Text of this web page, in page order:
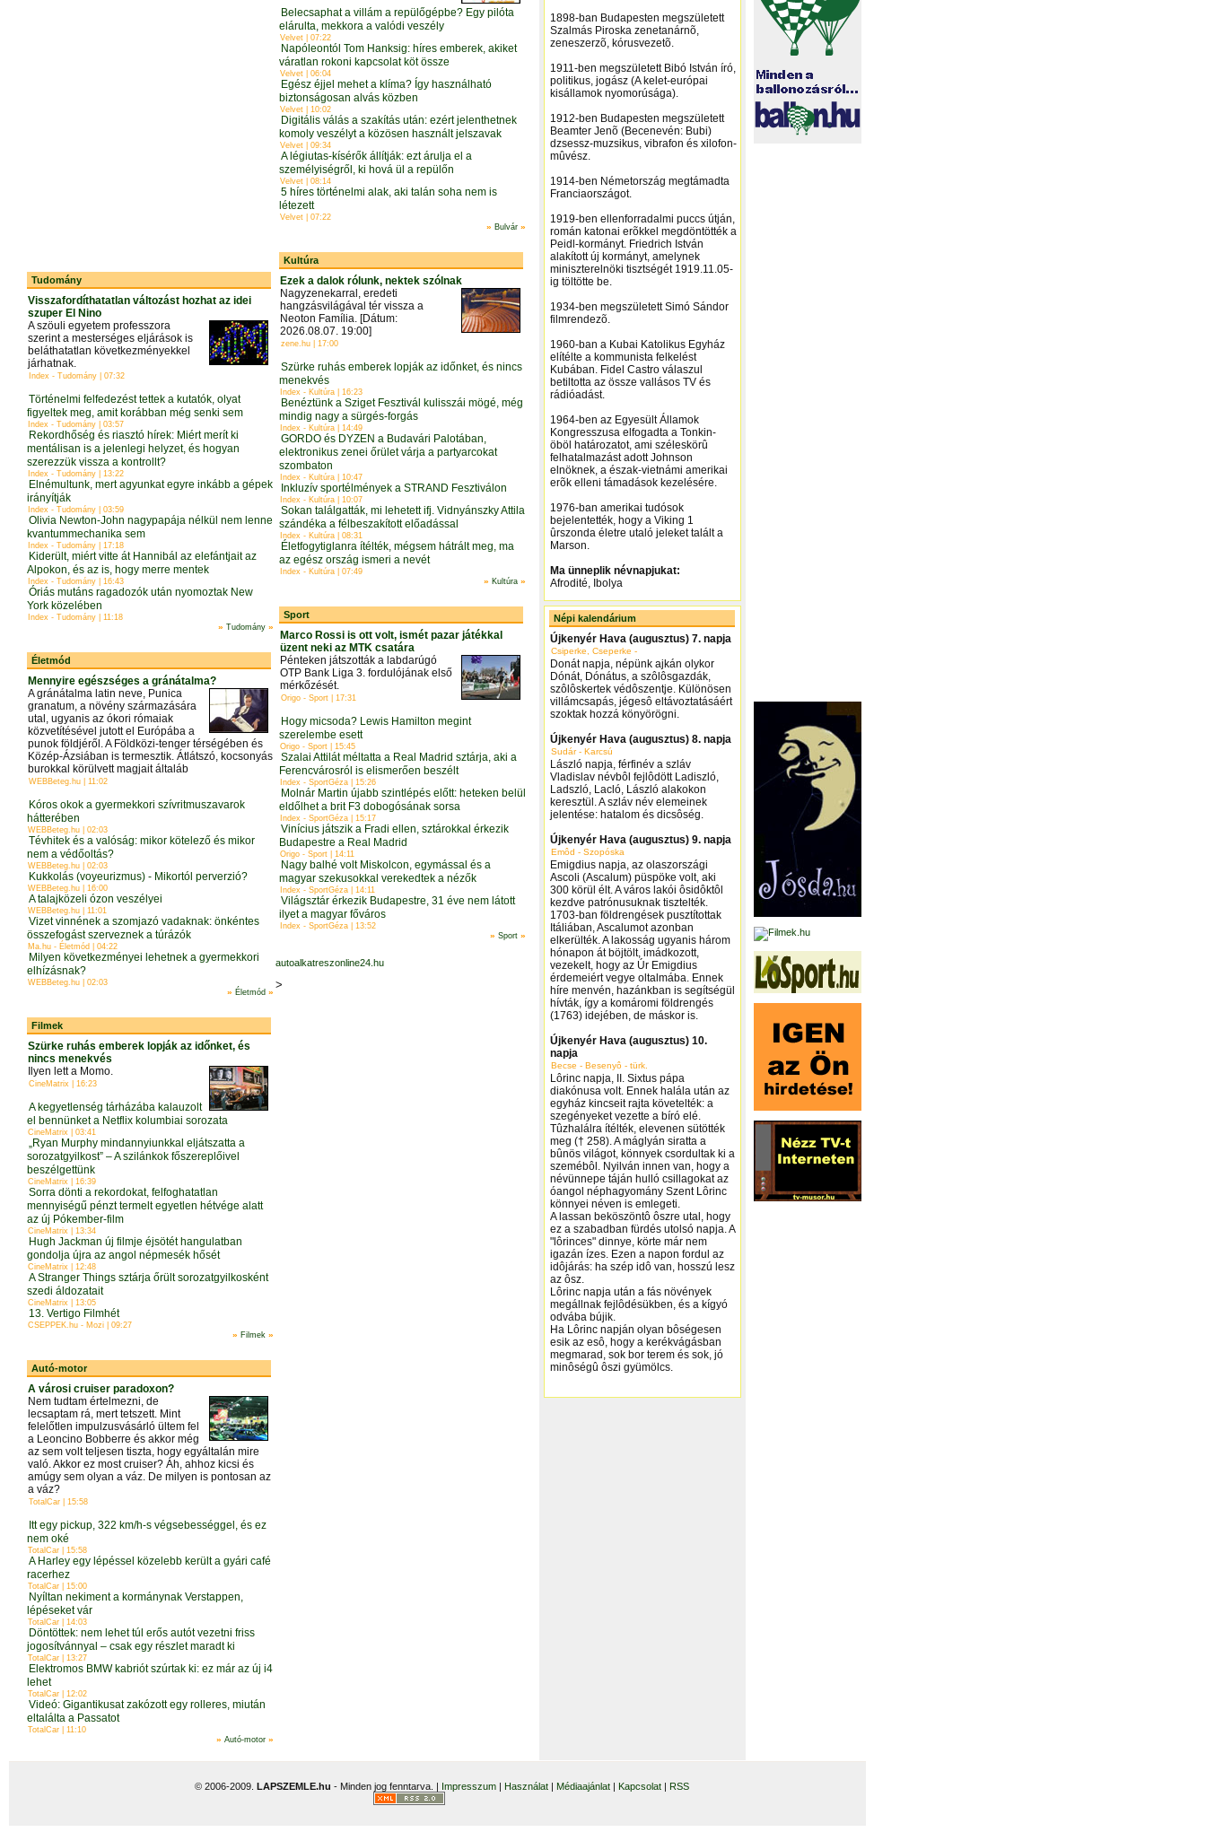
Tudomány
Visszafordíthatatlan változást hozhat az idei
szuper El Nino
A szöuli egyetem professzora
szerint a mesterséges eljárások is
beláthatatlan következményekkel
járhatnak.
Index - Tudomány | 07:32
Történelmi felfedezést tettek a kutatók, olyat
figyeltek meg, amit korábban még senki sem
Index - Tudomány | 03:57
Rekordhőség és riasztó hírek: Miért merít ki
mentálisan is a jelenlegi helyzet, és hogyan
szerezzük vissza a kontrollt?
Index - Tudomány | 13:22
Elnémultunk, mert agyunkat egyre inkább a gépek
irányítják
Index - Tudomány | 03:59
Olivia Newton-John nagypapája nélkül nem lenne
kvantummechanika sem
Index - Tudomány | 17:18
Kiderült, miért vitte át Hannibál az elefántjait az
Alpokon, és az is, hogy merre mentek
Index - Tudomány | 16:43
Óriás mutáns ragadozók után nyomoztak New
York közelében
Index - Tudomány | 11:18
» Tudomány »
Életmód
Mennyire egészséges a gránátalma?
A gránátalma latin neve, Punica
granatum, a növény származására
utal, ugyanis az ókori rómaiak
közvetítésével jutott el Európába a
punok földjéről. A Földközi-tenger térségében és
Közép-Ázsiában is termesztik. Átlátszó, kocsonyás
burokkal körülvett magjait általáb
WEBBeteg.hu | 11:02
Kóros okok a gyermekkori szívritmuszavarok
hátterében
WEBBeteg.hu | 02:03
Tévhitek és a valóság: mikor kötelező és mikor
nem a védőoltás?
WEBBeteg.hu | 02:03
Kukkolás (voyeurizmus) - Mikortól perverzió?
WEBBeteg.hu | 16:00
A talajközeli ózon veszélyei
WEBBeteg.hu | 11:01
Vizet vinnének a szomjazó vadaknak: önkéntes
összefogást szerveznek a túrázók
Ma.hu - Életmód | 04:22
Milyen következményei lehetnek a gyermekkori
elhízásnak?
WEBBeteg.hu | 02:03
» Életmód »
Filmek
Szürke ruhás emberek lopják az időnket, és
nincs menekvés
Ilyen lett a Momo.
CineMatrix | 16:23
A kegyetlenség tárházába kalauzolt
el bennünket a Netflix kolumbiai sorozata
CineMatrix | 03:41
„Ryan Murphy mindannyiunkkal eljátszatta a
sorozatgyilkost” – A szilánkok főszereplőivel
beszélgettünk
CineMatrix | 16:39
Sorra dönti a rekordokat, felfoghatatlan
mennyiségű pénzt termelt egyetlen hétvége alatt
az új Pókember-film
CineMatrix | 13:34
Hugh Jackman új filmje éjsötét hangulatban
gondolja újra az angol népmesék hősét
CineMatrix | 12:48
A Stranger Things sztárja őrült sorozatgyilkosként
szedi áldozatait
CineMatrix | 13:05
13. Vertigo Filmhét
CSEPPEK.hu - Mozi | 09:27
» Filmek »
Autó-motor
A városi cruiser paradoxon?
Nem tudtam értelmezni, de
lecsaptam rá, mert tetszett. Mint
felelőtlen impulzusvásárló ültem fel
a Leoncino Bobberre és akkor még
az sem volt teljesen tiszta, hogy egyáltalán mire
való. Akkor ez most cruiser? Áh, ahhoz kicsi és
amúgy sem olyan a váz. De milyen is pontosan az
a váz?
TotalCar | 15:58
Itt egy pickup, 322 km/h-s végsebességgel, és ez
nem oké
TotalCar | 15:58
A Harley egy lépéssel közelebb került a gyári café
racerhez
TotalCar | 15:00
Nyíltan nekiment a kormánynak Verstappen,
lépéseket vár
TotalCar | 14:03
Döntöttek: nem lehet túl erős autót vezetni friss
jogosítvánnyal – csak egy részlet maradt ki
TotalCar | 13:27
Elektromos BMW kabriót szúrtak ki: ez már az új i4
lehet
TotalCar | 12:02
Videó: Gigantikusat zakózott egy rolleres, miután
eltalálta a Passatot
TotalCar | 11:10
» Autó-motor »
Belecsaphat a villám a repülőgépbe? Egy pilóta
elárulta, mekkora a valódi veszély
Velvet | 07:22
Napóleontól Tom Hanksig: híres emberek, akiket
váratlan rokoni kapcsolat köt össze
Velvet | 06:04
Egész éjjel mehet a klíma? Így használható
biztonságosan alvás közben
Velvet | 10:02
Digitális válás a szakítás után: ezért jelenthetnek
komoly veszélyt a közösen használt jelszavak
Velvet | 09:34
A légiutas-kísérők állítják: ezt árulja el a
személyiségről, ki hová ül a repülőn
Velvet | 08:14
5 híres történelmi alak, aki talán soha nem is
létezett
Velvet | 07:22
» Bulvár»
Kultúra
Ezek a dalok rólunk, nektek szólnak
Nagyzenekarral, eredeti
hangzásvilágával tér vissza a
Neoton Família. [Dátum:
2026.08.07. 19:00]
zene.hu | 17:00
Szürke ruhás emberek lopják az időnket, és nincs
menekvés
Index - Kultúra | 16:23
Benéztünk a Sziget Fesztivál kulisszái mögé, még
mindig nagy a sürgés-forgás
Index - Kultúra | 14:49
GORDO és DYZEN a Budavári Palotában,
elektronikus zenei őrület várja a partyarcokat
szombaton
Index - Kultúra | 10:47
Inkluzív sportélmények a STRAND Fesztiválon
Index - Kultúra | 10:07
Sokan találgatták, mi lehetett ifj. Vidnyánszky Attila
szándéka a félbeszakított előadással
Index - Kultúra | 08:31
Életfogytiglanra ítélték, mégsem hátrált meg, ma
az egész ország ismeri a nevét
Index - Kultúra | 07:49
» Kultúra»
Sport
Marco Rossi is ott volt, ismét pazar játékkal
üzent neki az MTK csatára
Pénteken játszották a labdarúgó
OTP Bank Liga 3. fordulójának első
mérkőzését.
Origo - Sport | 17:31
Hogy micsoda? Lewis Hamilton megint
szerelembe esett
Origo - Sport | 15:45
Szalai Attilát méltatta a Real Madrid sztárja, aki a
Ferencvárosról is elismerően beszélt
Index - SportGéza | 15:26
Molnár Martin újabb szintlépés előtt: heteken belül
eldőlhet a brit F3 dobogósának sorsa
Index - SportGéza | 15:17
Vinícius játszik a Fradi ellen, sztárokkal érkezik
Budapestre a Real Madrid
Origo - Sport | 14:11
Nagy balhé volt Miskolcon, egymással és a
magyar szekusokkal verekedtek a nézők
Index - SportGéza | 14:11
Világsztár érkezik Budapestre, 31 éve nem látott
ilyet a magyar főváros
Index - SportGéza | 13:52
» Sport»
autoalkatreszonline24.hu
>
1898-ban Budapesten megszületett
Szalmás Piroska zenetanárnõ,
zeneszerzõ, kórusvezetõ.
1911-ben megszületett Bibó István író,
politikus, jogász (A kelet-európai
kisállamok nyomorúsága).
1912-ben Budapesten megszületett
Beamter Jenõ (Becenevén: Bubi)
dzsessz-muzsikus, vibrafon és xilofon-
mûvész.
1914-ben Németország megtámadta
Franciaországot.
1919-ben ellenforradalmi puccs útján,
román katonai erõkkel megdöntötték a
Peidl-kormányt. Friedrich István
alakított új kormányt, amelynek
miniszterelnöki tisztségét 1919.11.05-
ig töltötte be.
1934-ben megszületett Simó Sándor
filmrendezõ.
1960-ban a Kubai Katolikus Egyház
elítélte a kommunista felkelést
Kubában. Fidel Castro válaszul
betiltotta az össze vallásos TV és
rádióadást.
1964-ben az Egyesült Államok
Kongresszusa elfogadta a Tonkin-
öböl határozatot, ami széleskörû
felhatalmazást adott Johnson
elnöknek, a észak-vietnámi amerikai
erõk elleni támadások kezelésére.
1976-ban amerikai tudósok
bejelentették, hogy a Viking 1
ûrszonda életre utaló jeleket talált a
Marson.
Ma ünneplik névnapjukat:
Afrodité, Ibolya
Népi kalendárium
Újkenyér Hava (augusztus) 7. napja
Csiperke, Cseperke -
Donát napja, népünk ajkán olykor
Dónát, Dónátus, a szôlôsgazdák,
szôlôskertek védôszentje. Különösen
villámcsapás, jégesô eltávoztatásáért
szoktak hozzá könyörögni.
Újkenyér Hava (augusztus) 8. napja
Sudár - Karcsú
László napja, férfinév a szláv
Vladislav névbôl fejlôdött Ladiszló,
Ladszló, Lacló, László alakokon
keresztül. A szláv név elemeinek
jelentése: hatalom és dicsôség.
Újkenyér Hava (augusztus) 9. napja
Emôd - Szopóska
Emigdius napja, az olaszországi
Ascoli (Ascalum) püspöke volt, aki
300 körül élt. A város lakói ôsidôktôl
kezdve patrónusuknak tisztelték.
1703-ban földrengések pusztítottak
Itáliában, Ascalumot azonban
elkerülték. A lakosság ugyanis három
hónapon át böjtölt, imádkozott,
vezekelt, hogy az Úr Emigdius
érdemeiért vegye oltalmába. Ennek
híre menvén, hazánkban is segítségül
hívták, így a komáromi földrengés
(1763) idejében, de máskor is.
Újkenyér Hava (augusztus) 10.
napja
Becse - Besenyô - türk.
Lôrinc napja, II. Sixtus pápa
diakónusa volt. Ennek halála után az
egyház kincseit rajta követelték: a
szegényeket vezette a bíró elé.
Tûzhalálra ítélték, elevenen sütötték
meg († 258). A máglyán siratta a
bûnös világot, könnyek csordultak ki a
szemébôl. Nyilván innen van, hogy a
névünnepe táján hulló csillagokat az
óangol néphagyomány Szent Lôrinc
könnyei néven is emlegeti.
A lassan beköszöntô ôszre utal, hogy
ez a szabadban fürdés utolsó napja. A
"lôrinces" dinnye, körte már nem
igazán ízes. Ezen a napon fordul az
idôjárás: ha szép idô van, hosszú lesz
az ôsz.
Lôrinc napja után a fás növények
megállnak fejlôdésükben, és a kígyó
odvába bújik.
Ha Lôrinc napján olyan bôségesen
esik az esô, hogy a kerékvágásban
megmarad, sok bor terem és sok, jó
minôségû ôszi gyümölcs.
© 2006-2009. LAPSZEMLE.hu - Minden jog fenntarva. | Impresszum | Használat | Médiaajánlat | Kapcsolat | RSS